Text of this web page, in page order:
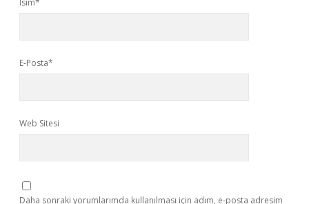
İsim*
E-Posta*
Web Sitesi
Daha sonraki yorumlarımda kullanılması için adım, e-posta adresim